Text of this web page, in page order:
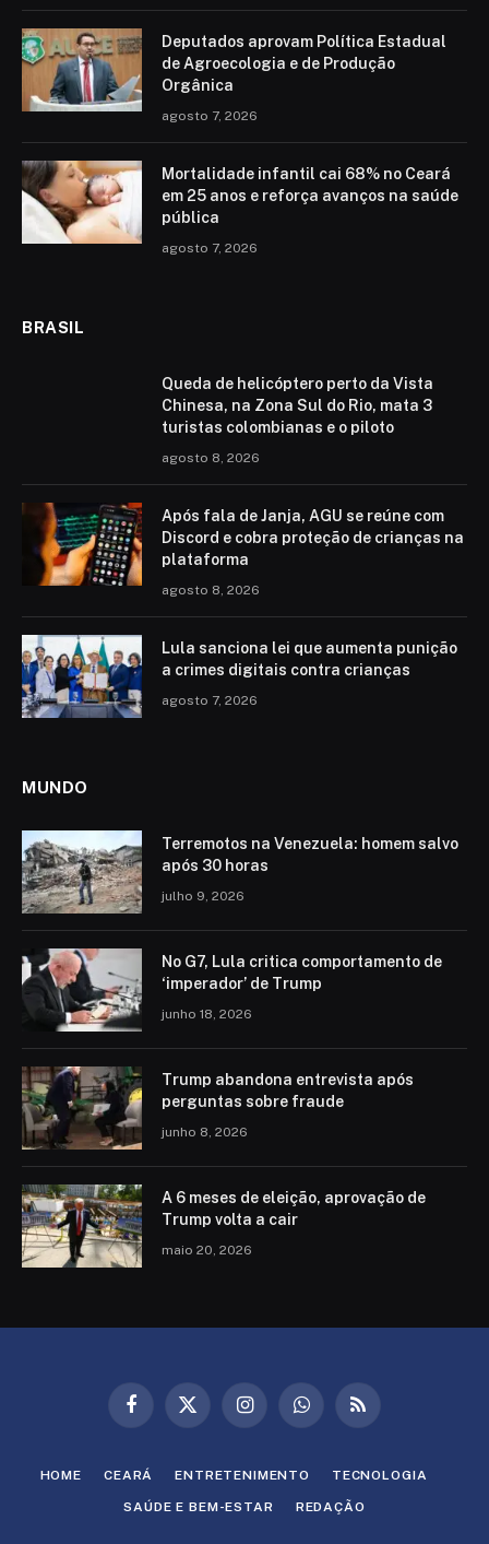
Deputados aprovam Política Estadual
de Agroecologia e de Produção
Orgânica
agosto 7, 2026
Mortalidade infantil cai 68% no Ceará
em 25 anos e reforça avanços na saúde
pública
agosto 7, 2026
BRASIL
Queda de helicóptero perto da Vista
Chinesa, na Zona Sul do Rio, mata 3
turistas colombianas e o piloto
agosto 8, 2026
Após fala de Janja, AGU se reúne com
Discord e cobra proteção de crianças na
plataforma
agosto 8, 2026
Lula sanciona lei que aumenta punição
a crimes digitais contra crianças
agosto 7, 2026
MUNDO
Terremotos na Venezuela: homem salvo
após 30 horas
julho 9, 2026
No G7, Lula critica comportamento de
‘imperador’ de Trump
junho 18, 2026
Trump abandona entrevista após
perguntas sobre fraude
junho 8, 2026
A 6 meses de eleição, aprovação de
Trump volta a cair
maio 20, 2026
Facebook
X
InstagramWhatsAppRSS
HOME CEARÁ ENTRETENIMENTO TECNOLOGIA
SAÚDE E BEM-ESTAR REDAÇÃO